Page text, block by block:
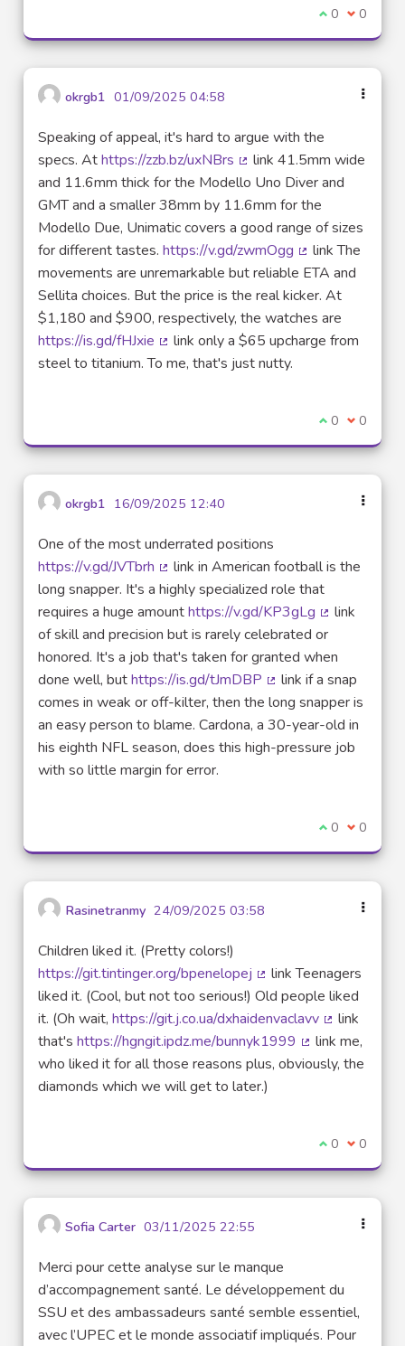
Je suis
0 Je ne
0
okrgb1 01/09/2025 04:58
Speaking of appeal, it's hard to argue with the
specs. Athttps://zzb.bz/uxNBrs
(Lien externe)
link 41.5mm wide
and 11.6mm thick for the Modello Uno Diver and
GMT and a smaller 38mm by 11.6mm for the
Modello Due, Unimatic covers a good range of sizes
for different tastes. https://v.gd/zwmOgg
(Lien externe)
link The
movements are unremarkable but reliable ETA and
Sellita choices. But the price is the real kicker. At
$1,180 and $900, respectively, the watches are
https://is.gd/fHJxie
(Lien externe)
link only a $65 upcharge from
steel to titanium. To me, that's just nutty.
Je suis
0 Je ne
0
okrgb1 16/09/2025 12:40
One of the most underrated positions
https://v.gd/JVTbrh
(Lien externe)
link in American football is the
long snapper. It's a highly specialized role that
requires a huge amounthttps://v.gd/KP3gLg
(Lien
link
of skill and precision but is rarely celebrated or
honored. It's a job that's taken for granted when
done well, buthttps://is.gd/tJmDBP
(Lien externe)
link if a snap
comes in weak or off-kilter, then the long snapper is
an easy person to blame. Cardona, a 30-year-old in
his eighth NFL season, does this high-pressure job
with so little margin for error.
Je suis
0 Je ne
0
Rasinetranmy 24/09/2025 03:58
Children liked it. (Pretty colors!)
https://git.tintinger.org/bpenelopej
(Lien externe)
link Teenagers
liked it. (Cool, but not too serious!) Old people liked
it. (Oh wait, https://git.j.co.ua/dxhaidenvaclavv
(Lien
link
that's https://hgngit.ipdz.me/bunnyk1999
(Lien externe)
link me,
who liked it for all those reasons plus, obviously, the
diamonds which we will get to later.)
Je suis
0 Je ne
0
Sofia Carter 03/11/2025 22:55
Merci pour cette analyse sur le manque
d’accompagnement santé. Le développement du
SSU et des ambassadeurs santé semble essentiel,
avec l’UPEC et le monde associatif impliqués. Pour